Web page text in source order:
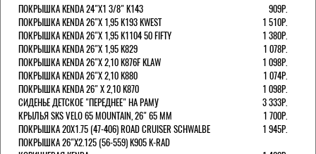
ПОКРЫШКА KENDA 24"Х1 3/8" K143
909Р.
ПОКРЫШКА KENDA 26"Х 1,95 K193 KWEST
1 510Р.
ПОКРЫШКА KENDA 26"Х 1,95 K1104 50 FIFTY
1 380Р.
ПОКРЫШКА KENDA 26"Х 1,95 K829
1 078Р.
ПОКРЫШКА KENDA 26"Х 2,10 K876F KLAW
1 098Р.
ПОКРЫШКА KENDA 26"Х 2,10 K880
1 074Р.
ПОКРЫШКА KENDA 26" Х 2,10 K870
1 098Р.
СИДЕНЬЕ ДЕТСКОЕ "ПЕРЕДНЕЕ" НА РАМУ
3 333Р.
КРЫЛЬЯ SKS VELO 65 MOUNTAIN, 26" 65 ММ
1 700Р.
ПОКРЫШКА 20X1.75 (47-406) ROAD CRUISER SCHWALBE
1 945Р.
ПОКРЫШКА 26"Х2.125 (56-559) K905 K-RAD